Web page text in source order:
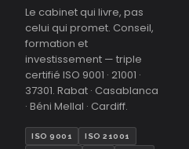
Le cabinet qui livre, pas
celui qui promet. Conseil,
formation et
investissement — triple
certifié ISO 9001 · 21001 ·
37301. Rabat · Casablanca
· Béni Mellal · Cardiff.
ISO 9001 ISO 21001